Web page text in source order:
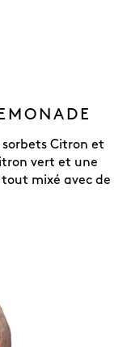
Citron et
vert et une
mixé avec de